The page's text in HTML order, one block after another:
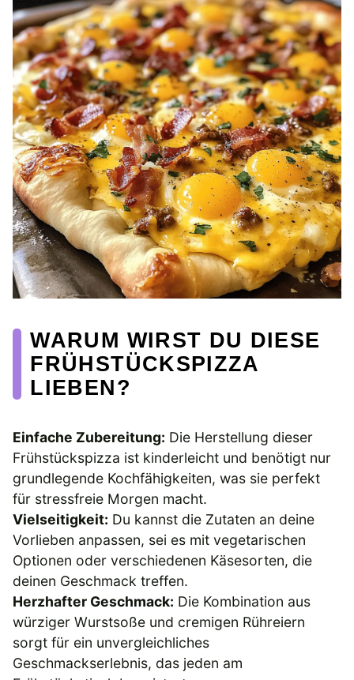
WARUM WIRST DU DIESE
FRÜHSTÜCKSPIZZA
LIEBEN?
Einfache Zubereitung: Die Herstellung dieser
Frühstückspizza ist kinderleicht und benötigt nur
grundlegende Kochfähigkeiten, was sie perfekt
für stressfreie Morgen macht.
Vielseitigkeit: Du kannst die Zutaten an deine
Vorlieben anpassen, sei es mit vegetarischen
Optionen oder verschiedenen Käsesorten, die
deinen Geschmack treffen.
Herzhafter Geschmack: Die Kombination aus
würziger Wurstsoße und cremigen Rühreiern
sorgt für ein unvergleichliches
Geschmackserlebnis, das jeden am